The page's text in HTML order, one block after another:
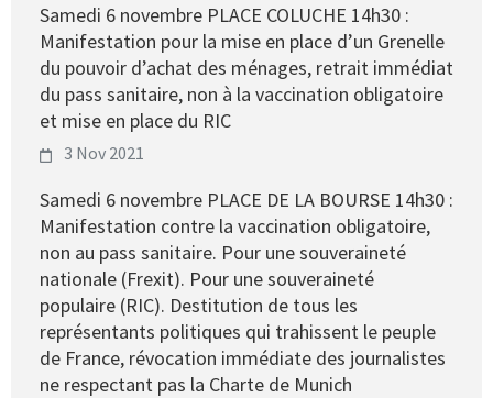
Samedi 6 novembre PLACE COLUCHE 14h30 :
Manifestation pour la mise en place d’un Grenelle
du pouvoir d’achat des ménages, retrait immédiat
du pass sanitaire, non à la vaccination obligatoire
et mise en place du RIC
3 Nov 2021
Samedi 6 novembre PLACE DE LA BOURSE 14h30 :
Manifestation contre la vaccination obligatoire,
non au pass sanitaire. Pour une souveraineté
nationale (Frexit). Pour une souveraineté
populaire (RIC). Destitution de tous les
représentants politiques qui trahissent le peuple
de France, révocation immédiate des journalistes
ne respectant pas la Charte de Munich